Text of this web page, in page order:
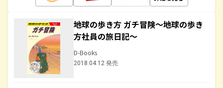
地球の歩き方 ガチ冒険～地球の歩き
方社員の旅日記～
D-Books
2018.04.12 発売